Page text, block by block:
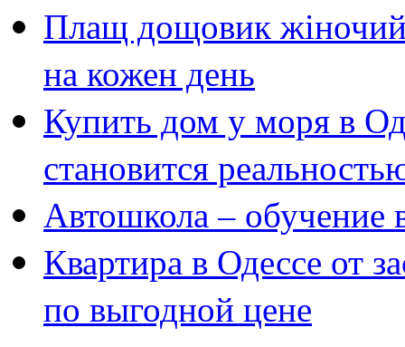
Плащ дощовик
на кожен день
Купить дом у моря в
становится
Автошкола – обучение
Квартира в Одессе от
по выгодной цене